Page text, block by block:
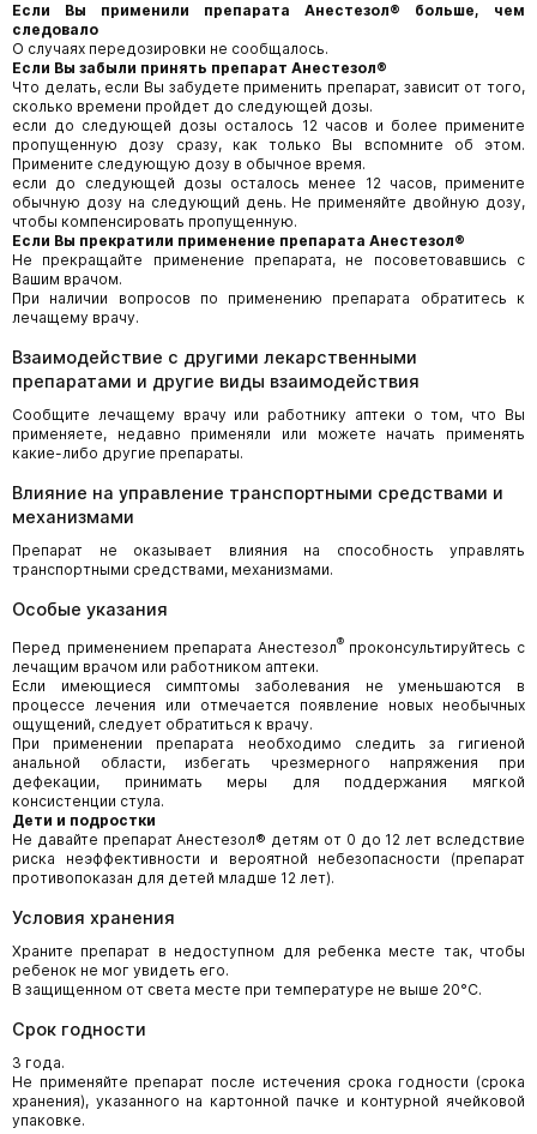
Если Вы применили препарата Анестезол® больше, чем
следовало
О случаях передозировки не сообщалось.
Если Вы забыли принять препарат Анестезол®
Что делать, если Вы забудете применить препарат, зависит от того,
сколько времени пройдет до следующей дозы.
если до следующей дозы осталось 12 часов и более примените
пропущенную дозу сразу, как только Вы вспомните об этом.
Примените следующую дозу в обычное время.
если до следующей дозы осталось менее 12 часов, примените
обычную дозу на следующий день. Не применяйте двойную дозу,
чтобы компенсировать пропущенную.
Если Вы прекратили применение препарата Анестезол®
Не прекращайте применение препарата, не посоветовавшись с
Вашим врачом.
При наличии вопросов по применению препарата обратитесь к
лечащему врачу.
Взаимодействие с другими лекарственными
препаратами и другие виды взаимодействия
Сообщите лечащему врачу или работнику аптеки о том, что Вы
применяете, недавно применяли или можете начать применять
какие-либо другие препараты.
Влияние на управление транспортными средствами и
механизмами
Препарат не оказывает влияния на способность управлять
транспортными средствами, механизмами.
Особые указания
Перед применением препарата Анестезол®проконсультируйтесь с
лечащим врачом или работником аптеки.
Если имеющиеся симптомы заболевания не уменьшаются в
процессе лечения или отмечается появление новых необычных
ощущений, следует обратиться к врачу.
При применении препарата необходимо следить за гигиеной
анальной области, избегать чрезмерного напряжения при
дефекации, принимать меры для поддержания мягкой
консистенции стула.
Дети и подростки
Не давайте препарат Анестезол® детям от 0 до 12 лет вследствие
риска неэффективности и вероятной небезопасности (препарат
противопоказан для детей младше 12 лет).
Условия хранения
Храните препарат в недоступном для ребенка месте так, чтобы
ребенок не мог увидеть его.
В защищенном от света месте при температуре не выше 20°С.
Срок годности
3 года.
Не применяйте препарат после истечения срока годности (срока
хранения), указанного на картонной пачке и контурной ячейковой
упаковке.